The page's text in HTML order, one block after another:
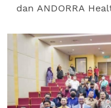
dan ANDORRA
baharu untuk